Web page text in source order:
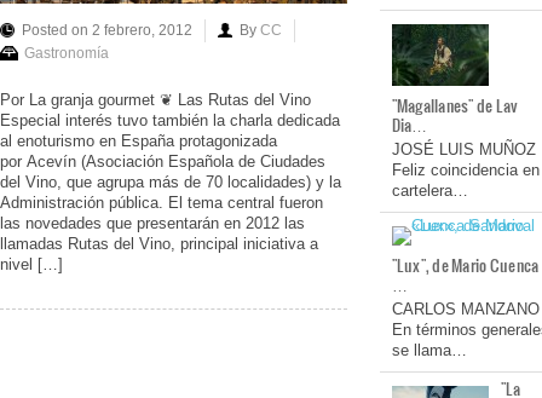
Posted on 2 febrero, 2012 By CC
Gastronomía
Por La granja gourmet ❦ Las Rutas del Vino
Especial interés tuvo también la charla dedicada
al enoturismo en España protagonizada
por Acevín (Asociación Española de Ciudades
del Vino, que agrupa más de 70 localidades) y la
Administración pública. El tema central fueron
las novedades que presentarán en 2012 las
llamadas Rutas del Vino, principal iniciativa a
nivel […]
"Magallanes" de Lav
Dia…
JOSÉ LUIS MUÑOZ
Feliz coincidencia en
cartelera…
"Lux", de Mario Cuenca
…
CARLOS MANZANO
En términos
se llama…
"La